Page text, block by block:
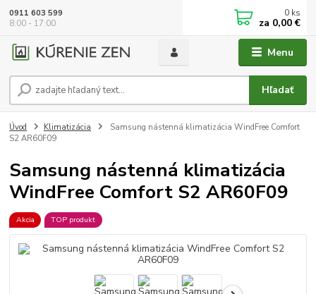
Menu
Hľadať
0911 603 599
8:00 - 17:00
0 ks
za 0,00 €
Úvod Klimatizácia
Samsung nástenná klimatizácia WindFree Comfort
S2 AR60F09
Samsung nástenná klimatizácia
WindFree Comfort S2 AR60F09
Akcia TOP produkt